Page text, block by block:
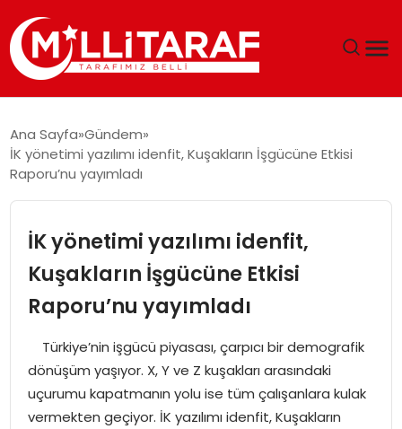
ÖZEL SAYFALAR
EKONOMI
SPOR
SIYASET
MAGAZIN
Ana Sayfa Gündem
İK yönetimi yazılımı idenfit, Kuşakların İşgücüne Etkisi
Raporu’nu yayımladı
İK yönetimi yazılımı idenfit,
Kuşakların İşgücüne Etkisi
Raporu’nu yayımladı
Türkiye’nin işgücü piyasası, çarpıcı bir demografik
dönüşüm yaşıyor. X, Y ve Z kuşakları arasındaki
uçurumu kapatmanın yolu ise tüm çalışanlara kulak
vermekten geçiyor. İK yazılımı idenfit, Kuşakların